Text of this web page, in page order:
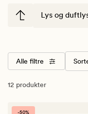
Lys og
Alle filtre
12 produkter
-50%